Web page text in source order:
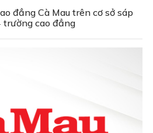
đẳng Cà Mau trên cơ sở sáp
trường cao đẳng